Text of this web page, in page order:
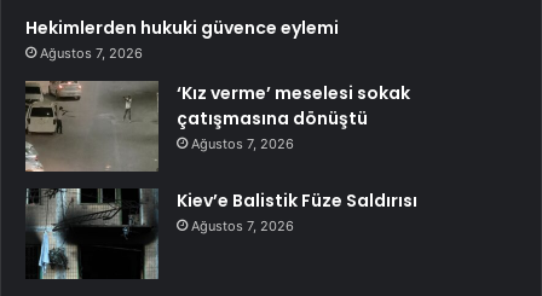
Hekimlerden hukuki güvence eylemi
Ağustos 7, 2026
‘Kız verme’ meselesi sokak
çatışmasına dönüştü
Ağustos 7, 2026
Kiev’e Balistik Füze Saldırısı
Ağustos 7, 2026